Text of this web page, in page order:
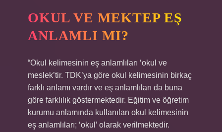
OKUL VE MEKTEP EŞ
ANLAMLI MI?
“Okul kelimesinin eş anlamlıları ‘okul ve
meslek’tir. TDK’ya göre okul kelimesinin birkaç
farklı anlamı vardır ve eş anlamlıları da buna
göre farklılık göstermektedir. Eğitim ve öğretim
kurumu anlamında kullanılan okul kelimesinin
eş anlamlıları; ‘okul’ olarak verilmektedir.